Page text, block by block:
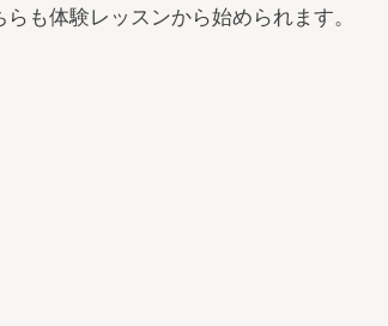
も体験レッスンから始められます。